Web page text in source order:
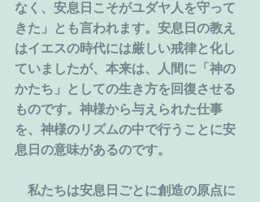
なく、安息日こそがユダヤ人を守って
きた」とも言われます。安息日の教え
はイエスの時代には厳しい戒律と化し
ていましたが、本来は、人間に「神の
かたち」としての生き方を回復させる
ものです。神様から与えられた仕事
を、神様のリズムの中で行うことに安
息日の意味があるのです。
私たちは安息日ごとに創造の原点に